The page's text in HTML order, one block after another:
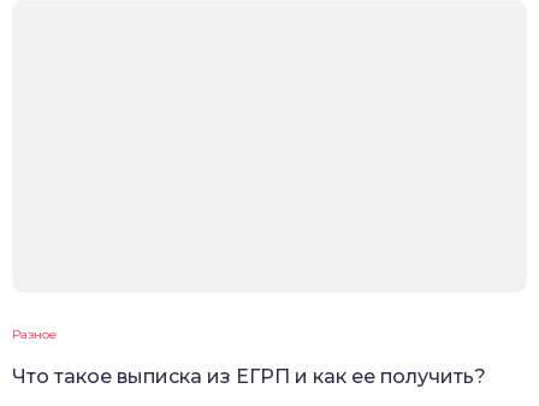
Разное
Что такое выписка из ЕГРП и как ее получить?